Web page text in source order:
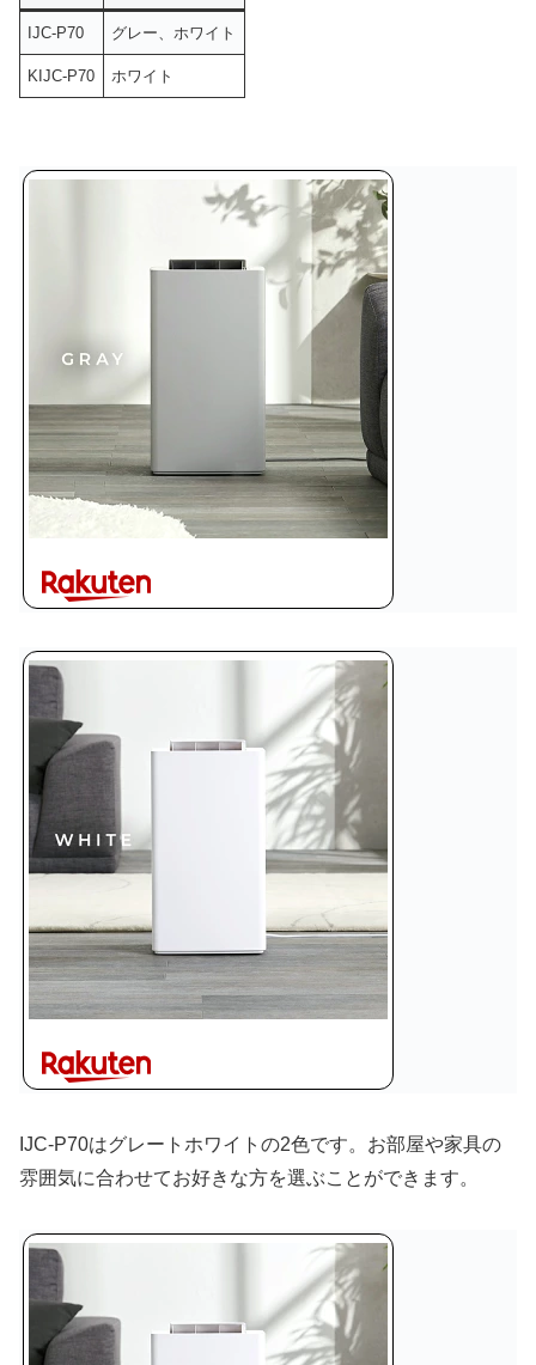
IJC-P70 グレー、ホワイト
KIJC-P70 ホワイト
IJC-P70はグレートホワイトの2色です。お部屋や家具の
雰囲気に合わせてお好きな方を選ぶことができます。